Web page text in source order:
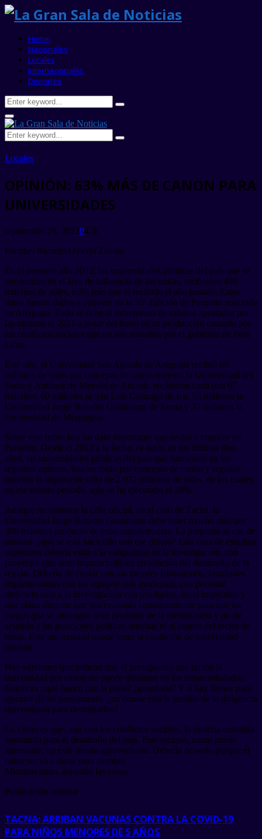
Home
Nacionales
Locales
Internacionales
Deportes
Search
for:
Search
Primary
Menu
Search
for:
Search
Locales
OPINIÓN: 63% MÁS DE CANON PARA
UNIVERSIDADES
septiembre 29, 20220428
Escribe: Ricardo Oviedo Zavala.
En el presente año 2022, las universidades públicas del país que se
encuentran en el área de influencia de las minas, recibieron 498
millones de soles, 63% más que el recibido el año pasado. Estos
datos fueron dados a conocer en la 35º Edición de Perumin realizada
en Arequipa. Todo se debe al incremento de tributos aportados por
las mineras el 2021 a pesar del freno en su producción causado por
los conflictos sociales que no son resueltos por el gobierno de Perú
Libre.
Este año, la Universidad San Agustín de Arequipa recibió 68
millones de soles por concepto de canon minero; la Universidad del
Santa y Antúnez de Mayolo de Ancash, recibieron cada una 67
millones; 60 millones la San Luis Gonzaga de Ica; 55 millones la
Universidad Jorge Basadre Grohmann de Tacna y 37 millones la
Universidad de Moquegua.
Sobre este rubro hay un dato importante que se dio a conocer en
Perumin. Desde el 2012 a la fecha; es decir, en los últimos diez
años, las universidades públicas del país que funcionan en las
regiones mineras, han recibido por concepto de canon y regalías
mineras la importante cifra de 2,072 millones de soles, de los cuales,
en ese mismo periodo, solo se ha ejecutado el 39%.
Aunque no tenemos la cifra oficial, en el caso de Tacna, la
Universidad Jorge Basadre Grohmann debe tener mucho más que
300 millones producto de estas transferencias. La pregunta se cae de
madura: ¿qué se está haciendo con ese dinero? Esta casa de estudios
superiores debería estar a la vanguardia de la investigación, con
proyectos que sean imprescindibles en relación del desarrollo de la
región. Debería de contar con los mejores laboratorios, facultades
implementadas con los equipos más modernos, con personal
dedicado solo a la investigación con resultados, local impecable y
una plana docente que sea evaluada constantemente para que los
cargos que se obtengan sean producto de la meritocracia y no de
acuerdo a las posiciones políticas internas ni al humor del rector de
turno. Esta universidad puede tener la condición de universidad
modelo.
Hay versiones que indican que el presupuesto que recibe la
universidad por canon no puede utilizarse en los temas señalados.
Entonces ¿qué hacen con la plata? ¿guardarla? Y si hay frenos para
ejecutar dicho presupuesto, ¿en dónde está la gestión de la dirigencia
universitaria para destrabarlos?
Lo cierto es que, aun con los conflictos sociales, la minería continúa
aportando para el desarrollo del país. Este recurso, como puede
apreciarse, no está siendo aprovechado. Debería de serlo porque el
cobre no va a durar para siempre.
Mientras tanto, así están las cosas.
Publicación anterior
TACNA: ARRIBAN VACUNAS CONTRA LA COVID-19
PARA NIÑOS MENORES DE 5 AÑOS